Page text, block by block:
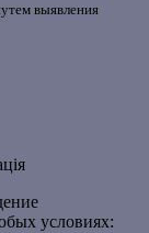
выявления
условиях: